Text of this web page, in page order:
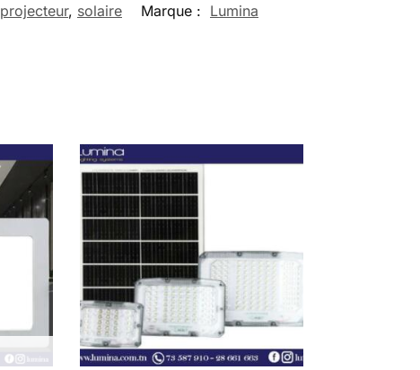
projecteur, solaire Marque : Lumina